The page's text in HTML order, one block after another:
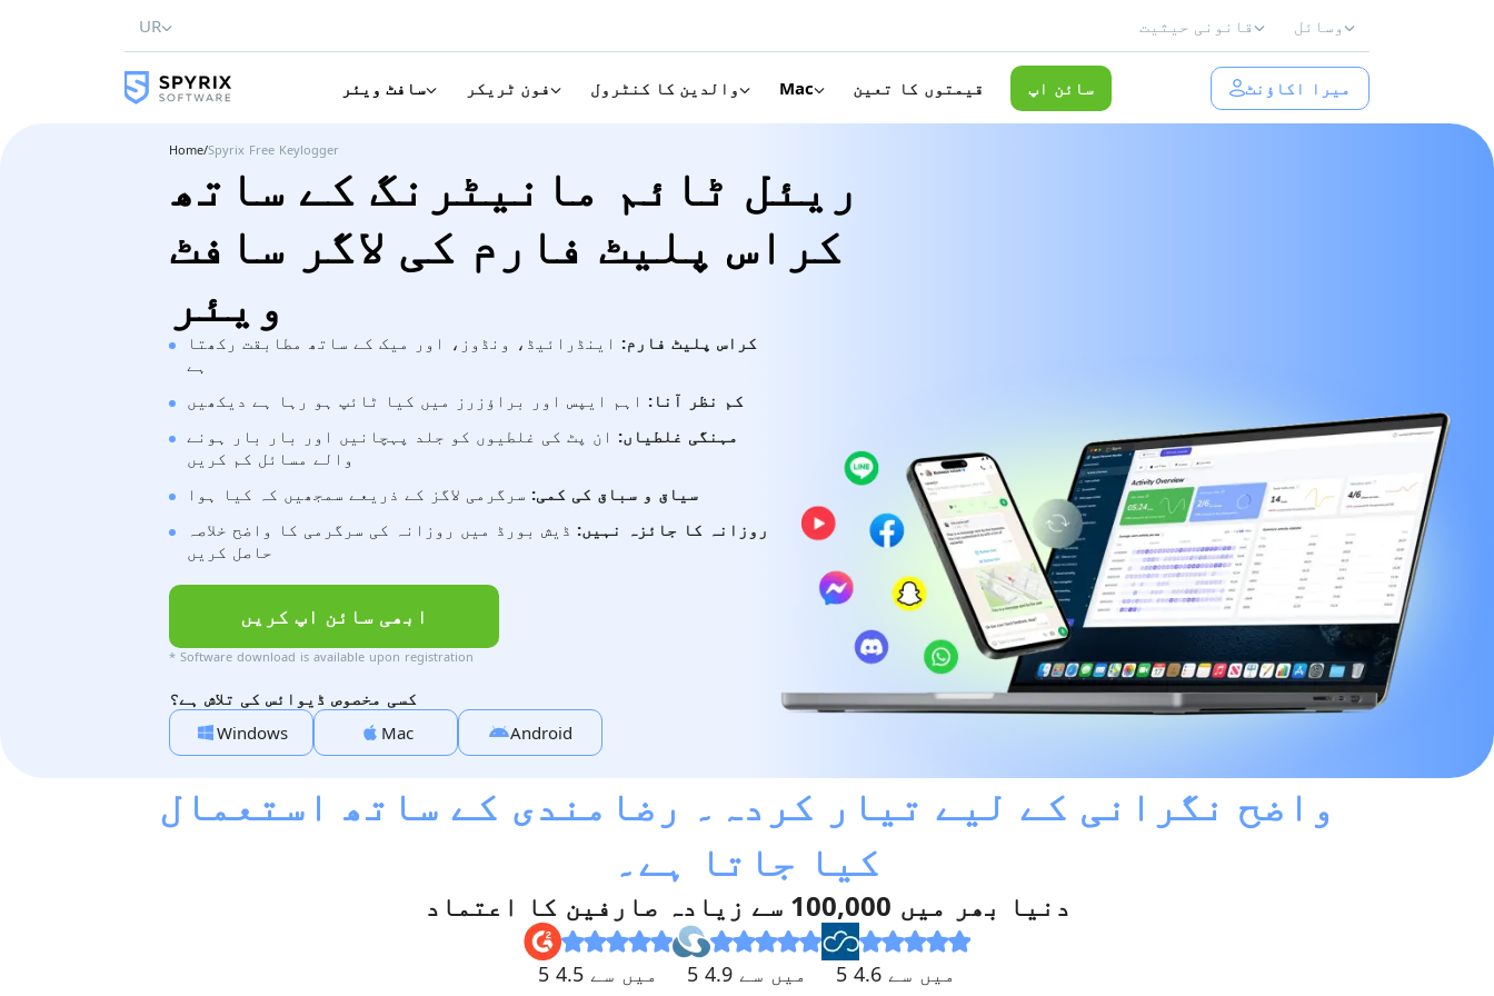
UR قانونی حیثیت وسائل
سافٹ ویئر فون ٹریکر والدین کا کنٹرول Mac قیمتوں کا تعین سائن اپ میرا اکاؤنٹ
Home/Spyrix Free Keylogger
ریئل ٹائم مانیٹرنگ کے ساتھ
کراس پلیٹ فارم کی لاگر سافٹ
ویئر
کراس پلیٹ فارم: اینڈرائیڈ، ونڈوز، اور میک کے ساتھ مطابقت رکھتا
ہے
کم نظر آنا: اہم ایپس اور براؤزرز میں کیا ٹائپ ہو رہا ہے دیکھیں
مہنگی غلطیاں: ان پٹ کی غلطیوں کو جلد پہچانیں اور بار بار ہونے
والے مسائل کم کریں
سیاق و سباق کی کمی: سرگرمی لاگز کے ذریعے سمجھیں کہ کیا ہوا
روزانہ کا جائزہ نہیں: ڈیش بورڈ میں روزانہ کی سرگرمی کا واضح خلاصہ
حاصل کریں
ابھی سائن اپ کریں
* Software download is available upon registration
کسی مخصوص ڈیوائس کی تلاش ہے؟
Windows
Mac Android
واضح نگرانی کے لیے تیار کردہ۔ رضامندی کے ساتھ استعمال
کیا جاتا ہے۔
دنیا بھر میں 100,000 سے زیادہ صارفین کا اعتماد
5 میں سے 4.5 5 میں سے 4.9 5 میں سے 4.6